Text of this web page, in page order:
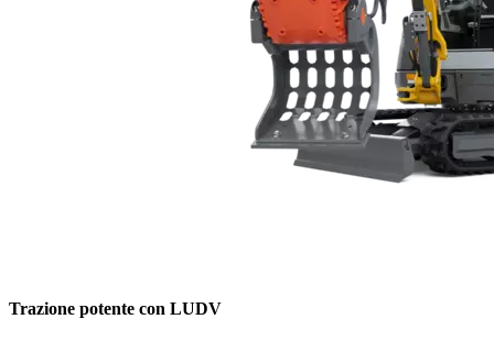
Trazione potente con LUDV